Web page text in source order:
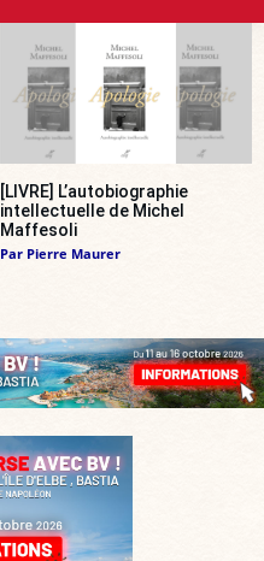
[LIVRE] L’autobiographie
intellectuelle de Michel
Maffesoli
Par Pierre Maurer